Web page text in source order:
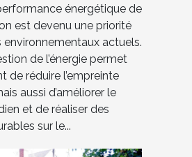
énergétique de
est devenu une priorité
environnementaux actuels.
de l’énergie permet
de réduire l’empreinte
aussi d’améliorer le
et de réaliser des
sur le...